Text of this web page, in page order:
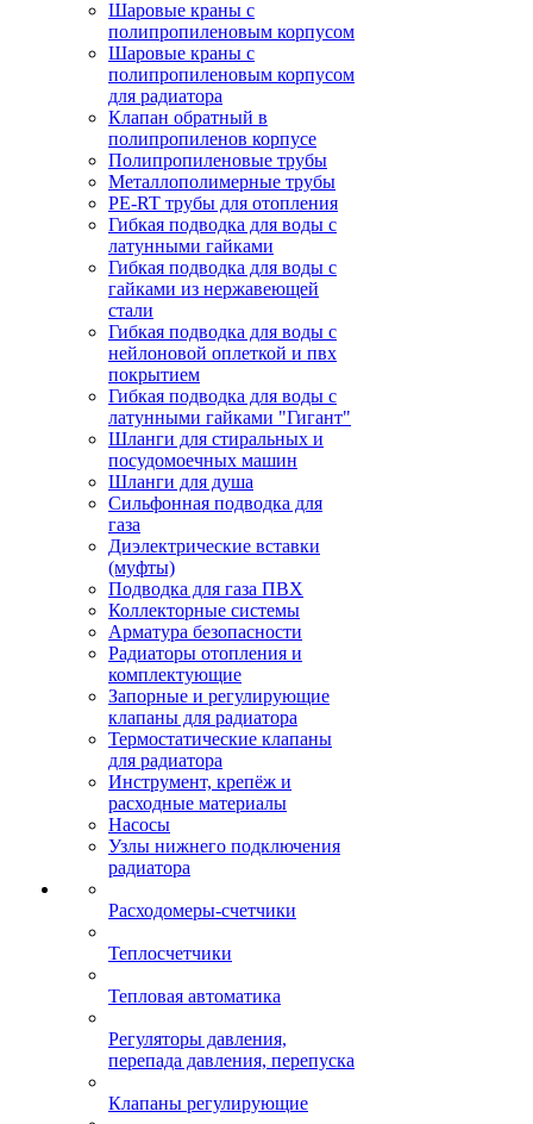
Шаровые краны с
полипропиленовым корпусом
Шаровые краны с
полипропиленовым корпусом
для радиатора
Клапан обратный в
полипропиленов корпусе
Полипропиленовые трубы
Металлополимерные трубы
PE-RT трубы для отопления
Гибкая подводка для воды с
латунными гайками
Гибкая подводка для воды с
гайками из нержавеющей
стали
Гибкая подводка для воды с
нейлоновой оплеткой и пвх
покрытием
Гибкая подводка для воды с
латунными гайками "Гигант"
Шланги для стиральных и
посудомоечных машин
Шланги для душа
Сильфонная подводка для
газа
Диэлектрические вставки
(муфты)
Подводка для газа ПВХ
Коллекторные системы
Арматура безопасности
Радиаторы отопления и
комплектующие
Запорные и регулирующие
клапаны для радиатора
Термостатические клапаны
для радиатора
Инструмент, крепёж и
расходные материалы
Насосы
Узлы нижнего подключения
радиатора
Расходомеры-счетчики
Теплосчетчики
Тепловая автоматика
Регуляторы давления,
перепада давления, перепуска
Клапаны регулирующие